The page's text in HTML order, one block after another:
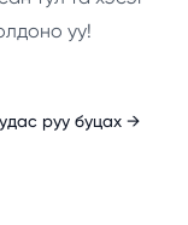
уу!
руу буцах →